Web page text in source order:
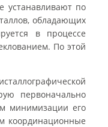
устанавливают по
обладающих
в процессе
По этой
первоначально
минимизации его
координационные